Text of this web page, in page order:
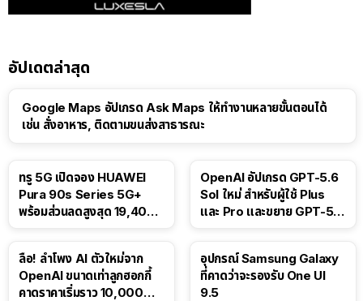
อัปเดตล่าสุด
Google Maps อัปเกรด Ask Maps ให้ทำงานหลายขั้นตอนได้
เช่น สั่งอาหาร, ติดตามขนส่งสาธารณะ
ทรู 5G เปิดจอง HUAWEI
Pura 90s Series 5G+
พร้อมส่วนลดสูงสุด 19,400
OpenAI อัปเกรด GPT-5.6
Sol ใหม่ สำหรับผู้ใช้ Plus
และ Pro และขยาย GPT-5.6
ลือ! ลำโพง AI ตัวใหม่จาก
OpenAI ขนาดเท่าลูกฮอกกี้
คาดราคาเริ่มราว 10,000
อุปกรณ์ Samsung Galaxy
ที่คาดว่าจะรองรับ One UI
9.5